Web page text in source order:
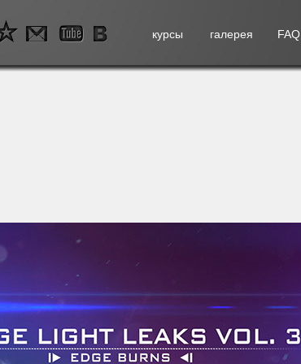
FAQ
курсы галерея